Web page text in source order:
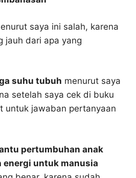
saya ini salah, karena
jauh dari apa yang
suhu tubuh menurut saya
setelah saya cek di buku
untuk jawaban pertanyaan
pertumbuhan anak
energi untuk manusia